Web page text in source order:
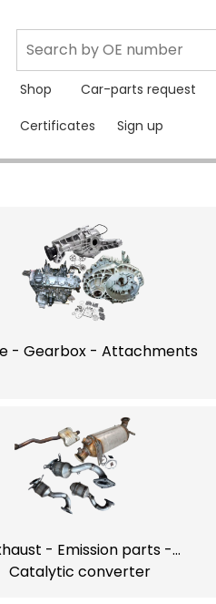
Shop Car-parts request
Certificates
Sign up
Engine - Gearbox - Attachments
- Emission parts -
Catalytic converter